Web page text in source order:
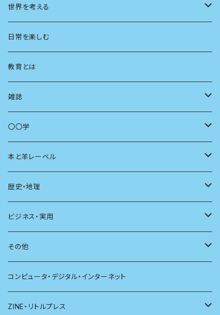
都市
地方
まちづくり
コミュニティ
商いとは
世界を考える
思想
日常を楽しむ
教育とは
雑誌
母の友
ユリイカ
現代思想
新潮
別冊太陽
〇〇学
動物
自然
科学
社会
哲学
医学
本と羊レーベル
電子版（EPub）
電子版（PDF）
歴史・地理
歴史
地理
ビジネス・実用
雷鳥社辞典シリーズ
その他
珈琲
雑貨
コンピュータ・デジタル・インターネット
ZINE・リトルプレス